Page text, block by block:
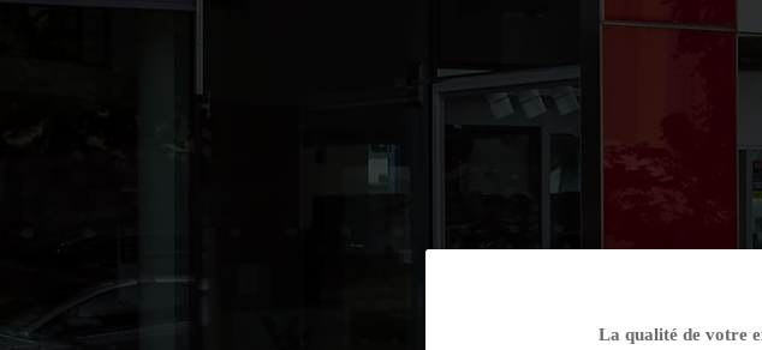
CHELI & FILS Chaumont La qualité de votre